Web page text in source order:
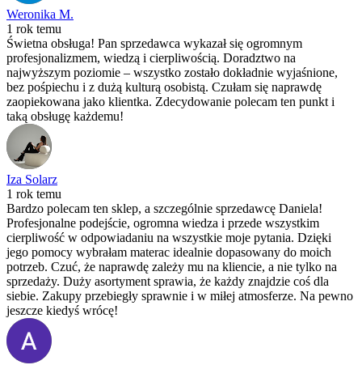
Weronika M.
1 rok temu
Świetna obsługa! Pan sprzedawca wykazał się ogromnym
profesjonalizmem, wiedzą i cierpliwością. Doradztwo na
najwyższym poziomie – wszystko zostało dokładnie wyjaśnione,
bez pośpiechu i z dużą kulturą osobistą. Czułam się naprawdę
zaopiekowana jako klientka. Zdecydowanie polecam ten punkt i
taką obsługę każdemu!
Iza Solarz
1 rok temu
Bardzo polecam ten sklep, a szczególnie sprzedawcę Daniela!
Profesjonalne podejście, ogromna wiedza i przede wszystkim
cierpliwość w odpowiadaniu na wszystkie moje pytania. Dzięki
jego pomocy wybrałam materac idealnie dopasowany do moich
potrzeb. Czuć, że naprawdę zależy mu na kliencie, a nie tylko na
sprzedaży. Duży asortyment sprawia, że każdy znajdzie coś dla
siebie. Zakupy przebiegły sprawnie i w miłej atmosferze. Na pewno
jeszcze kiedyś wrócę!